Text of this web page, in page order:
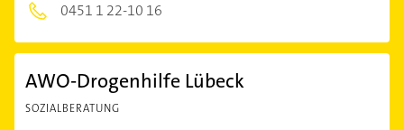
0451 1 22-10 16
AWO-Drogenhilfe Lübeck
SOZIALBERATUNG